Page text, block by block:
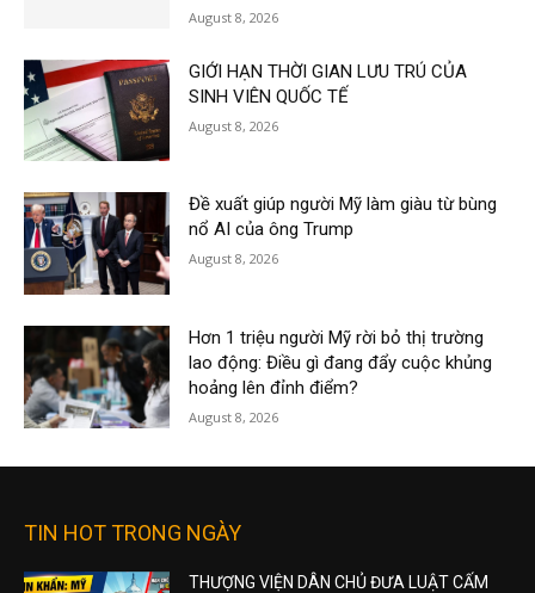
August 8, 2026
GIỚI HẠN THỜI GIAN LƯU TRÚ CỦA
SINH VIÊN QUỐC TẾ
August 8, 2026
Đề xuất giúp người Mỹ làm giàu từ bùng
nổ AI của ông Trump
August 8, 2026
Hơn 1 triệu người Mỹ rời bỏ thị trường
lao động: Điều gì đang đẩy cuộc khủng
hoảng lên đỉnh điểm?
August 8, 2026
TIN HOT TRONG NGÀY
THƯỢNG VIỆN DÂN CHỦ ĐƯA LUẬT CẤM